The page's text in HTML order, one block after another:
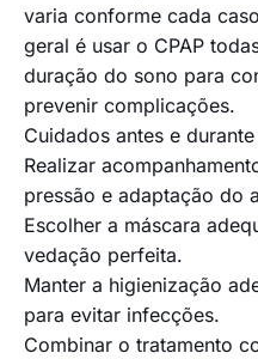
varia conforme cada
geral é usar o CPAP
duração do sono para
prevenir complicações.
Cuidados antes e
Realizar
pressão e adaptação do
Escolher a máscara
vedação perfeita.
Manter a higienização
para evitar infecções.
Combinar o tratamento